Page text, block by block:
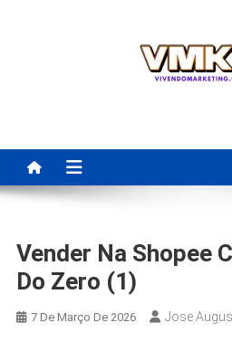
Para
Vender Na Shopee
Do Zero (1)
7 De Março De 2026 Jose